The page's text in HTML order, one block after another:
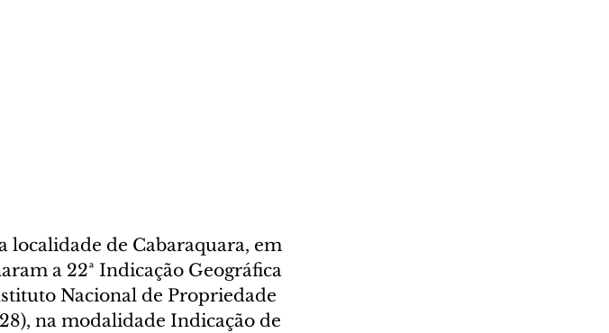
localidade de Cabaraquara, em
a 22ª Indicação Geográfica
Nacional de Propriedade
na modalidade Indicação de